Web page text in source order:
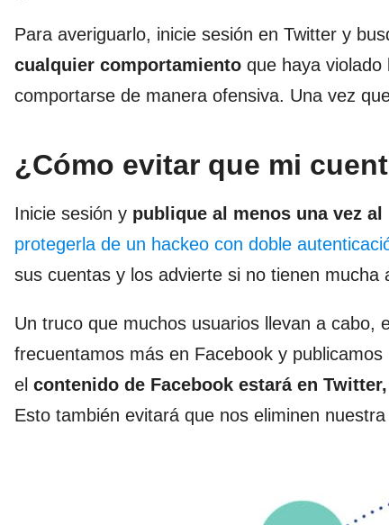
Para averiguarlo, inicie sesión en Twitter y
cualquier comportamiento que haya
comportarse de manera ofensiva. Una vez
¿Cómo evitar que mi
Inicie sesión y publique al menos una vez al
protegerla de un hackeo con doble
sus cuentas y los advierte si no tienen mucha
Un truco que muchos usuarios llevan a cabo,
frecuentamos más en Facebook y
el contenido de Facebook estará en Twitter,
Esto también evitará que nos eliminen